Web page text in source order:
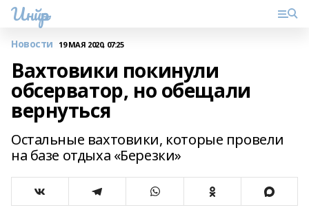
Инйәр
Новости 19 МАЯ 2020, 07:25
Вахтовики покинули
обсерватор, но обещали
вернуться
Остальные вахтовики, которые провели
на базе отдыха «Березки»